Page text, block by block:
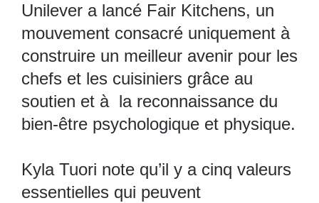
Unilever a lancé Fair Kitchens, un
mouvement consacré uniquement à
construire un meilleur avenir pour les
chefs et les cuisiniers grâce au
soutien et à la reconnaissance du
bien-être psychologique et physique.
Kyla Tuori note qu’il y a cinq valeurs
essentielles qui peuvent